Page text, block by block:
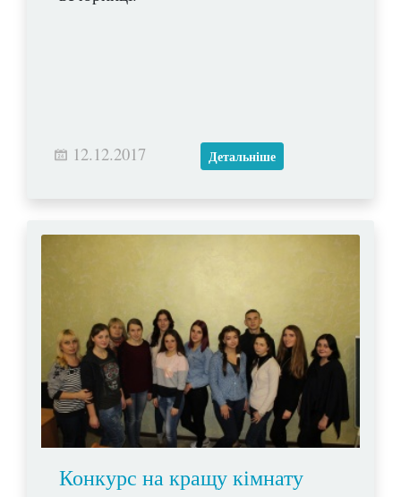
12.12.2017 Детальніше
Конкурс на кращу кімнату